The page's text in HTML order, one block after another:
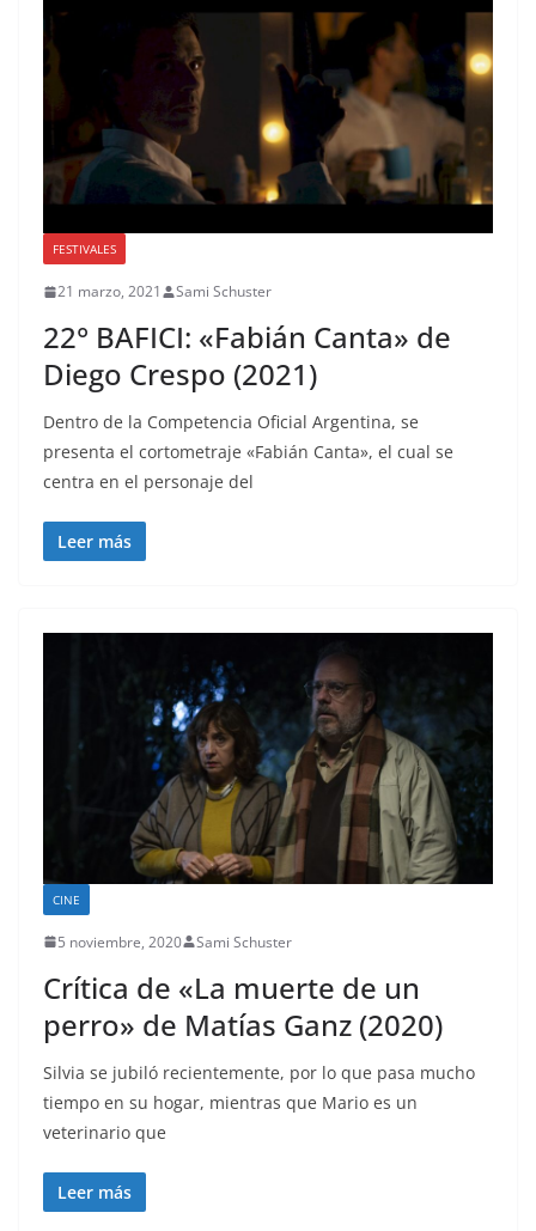
FESTIVALES
21 marzo, 2021 Sami Schuster
22° BAFICI: «Fabián Canta» de
Diego Crespo (2021)
Dentro de la Competencia Oficial Argentina, se
presenta el cortometraje «Fabián Canta», el cual se
centra en el personaje del
Leer más
CINE
5 noviembre, 2020 Sami Schuster
Crítica de «La muerte de un
perro» de Matías Ganz (2020)
Silvia se jubiló recientemente, por lo que pasa mucho
tiempo en su hogar, mientras que Mario es un
veterinario que
Leer más